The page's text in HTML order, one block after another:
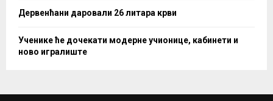
Дервенћани даровали 26 литара крви
Ученике ће дочекати модерне учионице, кабинети и
ново игралиште